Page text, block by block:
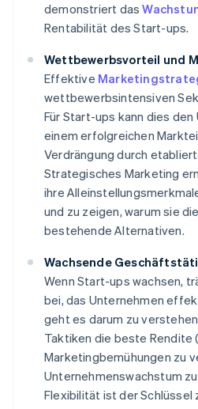
demonstriert das
Rentabilität des Start-ups.
Wettbewerbsvorteil und
Effektive
wettbewerbsintensiven
Für Start-ups kann dies
einem erfolgreichen
Verdrängung durch
Strategisches Marketing
ihre
und zu zeigen, warum sie
bestehende Alternativen.
Wachsende
Wenn Start-ups wachsen,
bei, das Unternehmen
geht es darum zu
Taktiken die beste Rendite
Marketingbemühungen zu
Unternehmenswachstum
Flexibilität ist der Schlüssel